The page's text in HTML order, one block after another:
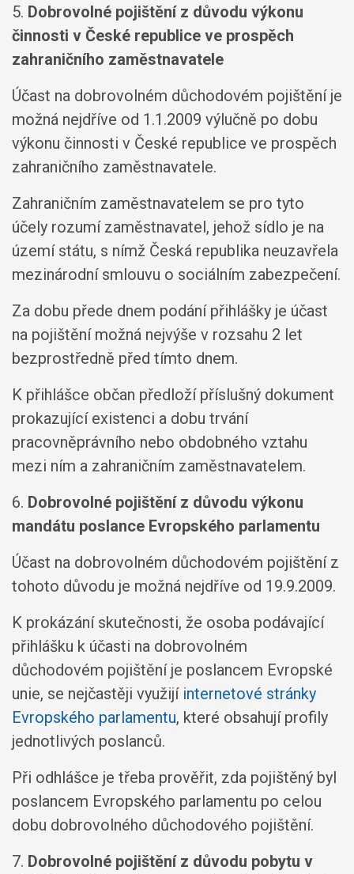
5. Dobrovolné pojištění z důvodu výkonu
činnosti v České republice ve prospěch
zahraničního zaměstnavatele
Účast na dobrovolném důchodovém pojištění je
možná nejdříve od 1.1.2009 výlučně po dobu
výkonu činnosti v České republice ve prospěch
zahraničního zaměstnavatele.
Zahraničním zaměstnavatelem se pro tyto
účely rozumí zaměstnavatel, jehož sídlo je na
území státu, s nímž Česká republika neuzavřela
mezinárodní smlouvu o sociálním zabezpečení.
Za dobu přede dnem podání přihlášky je účast
na pojištění možná nejvýše v rozsahu 2 let
bezprostředně před tímto dnem.
K přihlášce občan předloží příslušný dokument
prokazující existenci a dobu trvání
pracovněprávního nebo obdobného vztahu
mezi ním a zahraničním zaměstnavatelem.
6. Dobrovolné pojištění z důvodu výkonu
mandátu poslance Evropského parlamentu
Účast na dobrovolném důchodovém pojištění z
tohoto důvodu je možná nejdříve od 19.9.2009.
K prokázání skutečnosti, že osoba podávající
přihlášku k účasti na dobrovolném
důchodovém pojištění je poslancem Evropské
unie, se nejčastěji využijí internetové stránky
Evropského parlamentu, které obsahují profily
jednotlivých poslanců.
Při odhlášce je třeba prověřit, zda pojištěný byl
poslancem Evropského parlamentu po celou
dobu dobrovolného důchodového pojištění.
7. Dobrovolné pojištění z důvodu pobytu v